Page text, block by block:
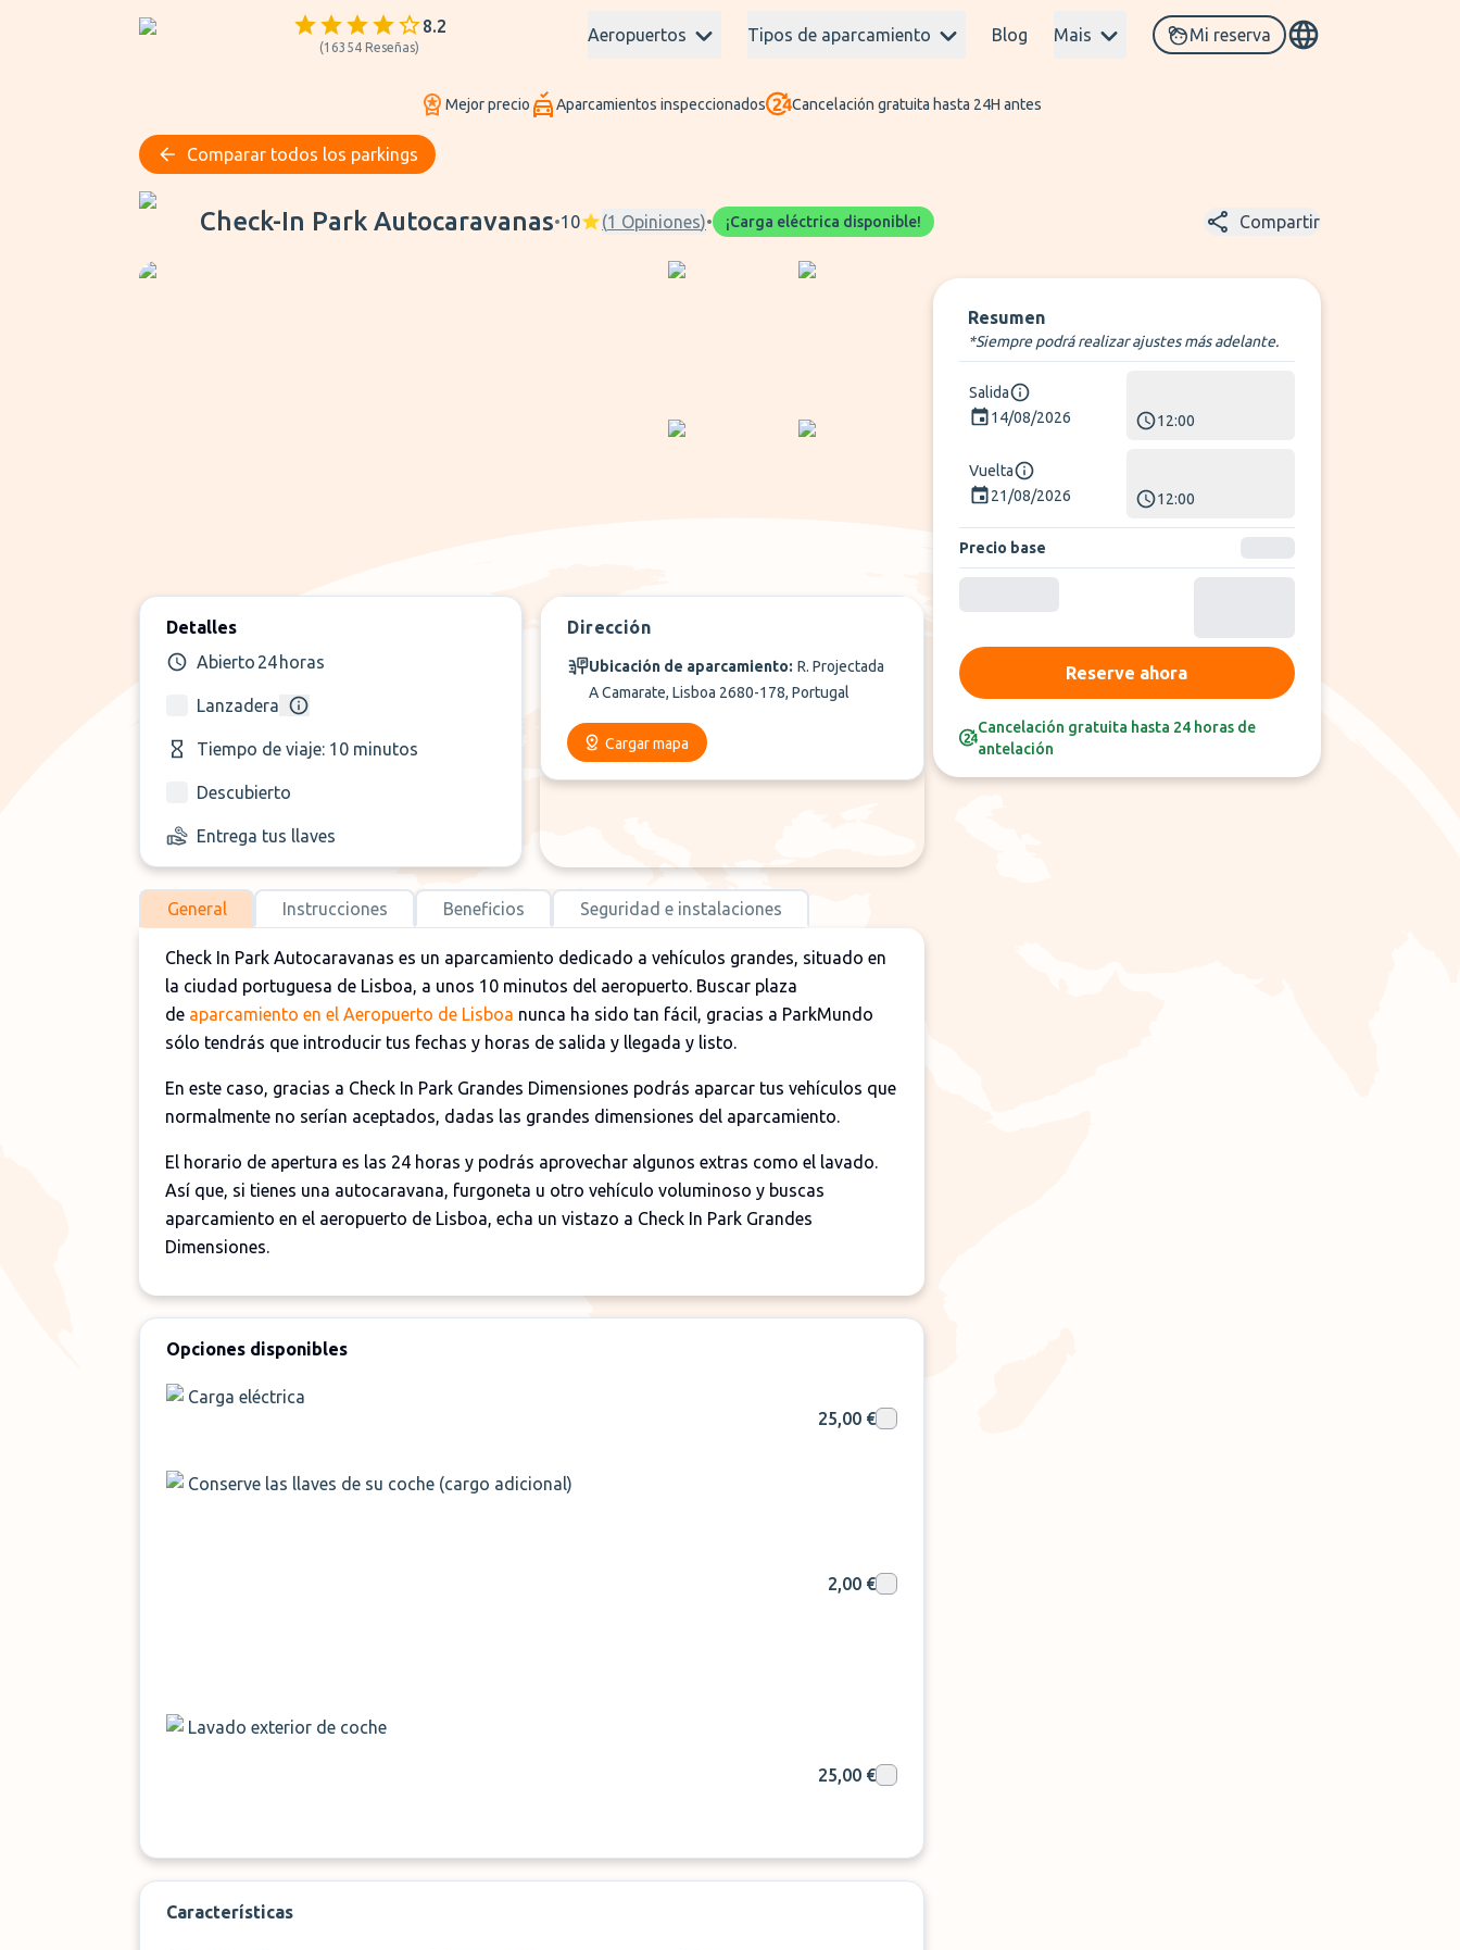
8.2
(16354 Reseñas)
Aeropuertos Tipos de aparcamiento Blog Mais Mi reserva
Mejor precio Aparcamientos inspeccionados Cancelación gratuita hasta 24H antes
Comparar todos los parkings
Check-In Park Autocaravanas
Check-In Park Autocaravanas•10 (1 Opiniones)• ¡Carga eléctrica disponible! Compartir
Detalles
Abierto 24 horas
Lanzadera
Tiempo de viaje: 10 minutos
Descubierto
Entrega tus llaves
Dirección
Ubicación de aparcamiento: R. Projectada
A Camarate, Lisboa 2680-178, Portugal
Cargar mapa
General Instrucciones Beneficios Seguridad e instalaciones
Check In Park Autocaravanas es un aparcamiento dedicado a vehículos grandes, situado en
la ciudad portuguesa de Lisboa, a unos 10 minutos del aeropuerto. Buscar plaza
de aparcamiento en el Aeropuerto de Lisboa nunca ha sido tan fácil, gracias a ParkMundo
sólo tendrás que introducir tus fechas y horas de salida y llegada y listo.
En este caso, gracias a Check In Park Grandes Dimensiones podrás aparcar tus vehículos que
normalmente no serían aceptados, dadas las grandes dimensiones del aparcamiento.
El horario de apertura es las 24 horas y podrás aprovechar algunos extras como el lavado.
Así que, si tienes una autocaravana, furgoneta u otro vehículo voluminoso y buscas
aparcamiento en el aeropuerto de Lisboa, echa un vistazo a Check In Park Grandes
Dimensiones.
Opciones disponibles
Carga eléctrica
25,00 €
Conserve las llaves de su coche (cargo adicional)
2,00 €
Lavado exterior de coche
25,00 €
Características
Resumen
*Siempre podrá realizar ajustes más adelante.
Salida
14/08/2026
12:00
Vuelta
21/08/2026
12:00
Precio base
Reserve ahora
Cancelación gratuita hasta 24 horas de
antelación